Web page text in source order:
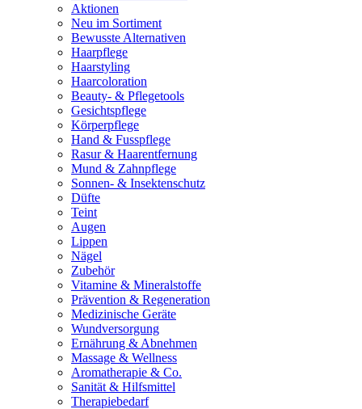
Aktionen
Neu im Sortiment
Bewusste Alternativen
Haarpflege
Haarstyling
Haarcoloration
Beauty- & Pflegetools
Gesichtspflege
Körperpflege
Hand & Fusspflege
Rasur & Haarentfernung
Mund & Zahnpflege
Sonnen- & Insektenschutz
Düfte
Teint
Augen
Lippen
Nägel
Zubehör
Vitamine & Mineralstoffe
Prävention & Regeneration
Medizinische Geräte
Wundversorgung
Ernährung & Abnehmen
Massage & Wellness
Aromatherapie & Co.
Sanität & Hilfsmittel
Therapiebedarf